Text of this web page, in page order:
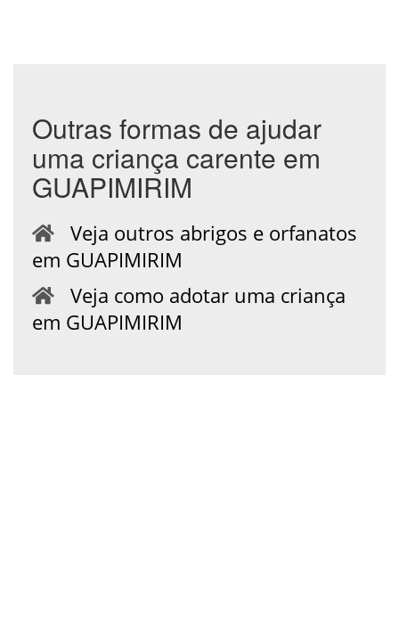
Outras formas de ajudar
uma criança carente em
GUAPIMIRIM
Veja outros abrigos e orfanatos
em GUAPIMIRIM
Veja como adotar uma criança
em GUAPIMIRIM